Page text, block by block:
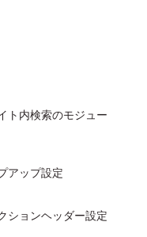
ト内検索のモジュー
アップ設定
ションヘッダー設定